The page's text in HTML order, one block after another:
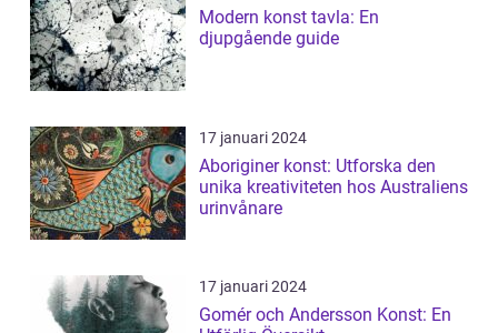
Modern konst tavla: En
djupgående guide
17 januari 2024
Aboriginer konst: Utforska den
unika kreativiteten hos Australiens
urinvånare
17 januari 2024
Gomér och Andersson Konst: En